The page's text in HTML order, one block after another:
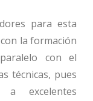
para esta
la formación
con el
técnicas, pues
excelentes